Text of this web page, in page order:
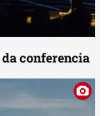
conferencia